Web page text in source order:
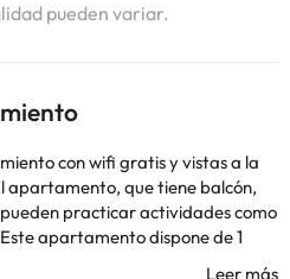
pueden variar.
con wifi gratis y vistas a la
apartamento, que tiene balcón,
practicar actividades como
lavavajillas, TV de pantalla